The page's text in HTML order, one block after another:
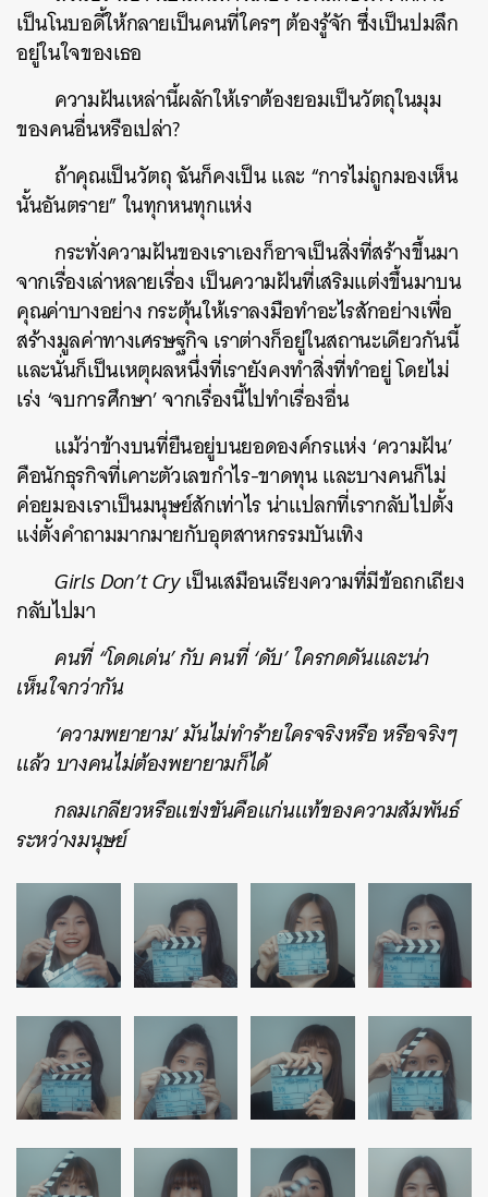
เป็นโนบอดี้ให้กลายเป็นคนที่ใครๆ ต้องรู้จัก ซึ่งเป็นปมลึก
อยู่ในใจของเธอ
ความฝันเหล่านี้ผลักให้เราต้องยอมเป็นวัตถุในมุม
ของคนอื่นหรือเปล่า?
ถ้าคุณเป็นวัตถุ ฉันก็คงเป็น และ “การไม่ถูกมองเห็น
นั้นอันตราย” ในทุกหนทุกแห่ง
กระทั่งความฝันของเราเองก็อาจเป็นสิ่งที่สร้างขึ้นมา
จากเรื่องเล่าหลายเรื่อง เป็นความฝันที่เสริมแต่งขึ้นมาบน
คุณค่าบางอย่าง กระตุ้นให้เราลงมือทำอะไรสักอย่างเพื่อ
สร้างมูลค่าทางเศรษฐกิจ เราต่างก็อยู่ในสถานะเดียวกันนี้
และนั่นก็เป็นเหตุผลหนึ่งที่เรายังคงทำสิ่งที่ทำอยู่ โดยไม่
เร่ง ‘จบการศึกษา’ จากเรื่องนี้ไปทำเรื่องอื่น
แม้ว่าข้างบนที่ยืนอยู่บนยอดองค์กรแห่ง ‘ความฝัน’
คือนักธุรกิจที่เคาะตัวเลขกำไร-ขาดทุน และบางคนก็ไม่
ค่อยมองเราเป็นมนุษย์สักเท่าไร น่าแปลกที่เรากลับไปตั้ง
แง่ตั้งคำถามมากมายกับอุตสาหกรรมบันเทิง
Girls Don’t Cryเป็นเสมือนเรียงความที่มีข้อถกเถียง
กลับไปมา
คนที่ “โดดเด่น’ กับ คนที่ ‘ดับ’ ใครกดดันและน่า
เห็นใจกว่ากัน
‘ความพยายาม’ มันไม่ทำร้ายใครจริงหรือ หรือจริงๆ
แล้ว บางคนไม่ต้องพยายามก็ได้
กลมเกลียวหรือแข่งขันคือแก่นแท้ของความสัมพันธ์
ระหว่างมนุษย์
SHARE